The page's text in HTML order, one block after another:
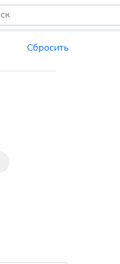
Сбросить